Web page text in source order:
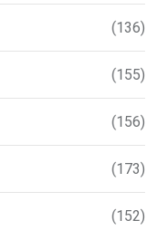
(136)
(155)
(156)
(173)
(152)